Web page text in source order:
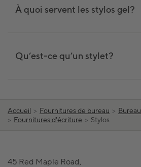
À quoi servent les stylos gel?
Qu’est-ce qu’un stylet?
Accueil > Fournitures de bureau > Bureau
> Fournitures d'écriture > Stylos
45 Red Maple Road,